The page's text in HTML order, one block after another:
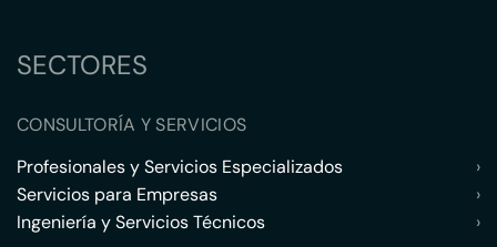
SECTORES
CONSULTORÍA Y SERVICIOS
Profesionales y Servicios Especializados
›
Servicios para Empresas
›
Ingeniería y Servicios Técnicos
›